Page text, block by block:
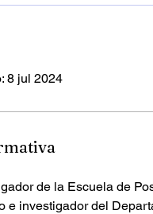
8 jul 2024
de la Escuela de
e investigador del